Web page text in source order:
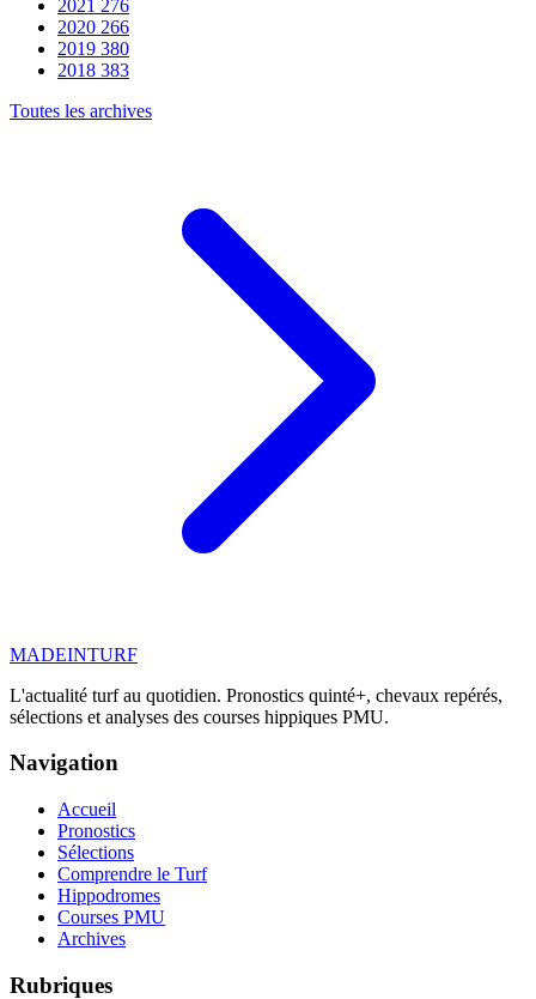
2021 276
2020 266
2019 380
2018 383
Toutes les archives
MADEINTURF
L'actualité turf au quotidien. Pronostics quinté+, chevaux repérés,
sélections et analyses des courses hippiques PMU.
Navigation
Accueil
Pronostics
Sélections
Comprendre le Turf
Hippodromes
Courses PMU
Archives
Rubriques